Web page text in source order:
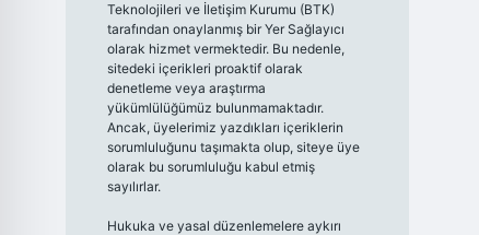
Teknolojileri ve İletişim Kurumu (BTK)
tarafından onaylanmış bir Yer Sağlayıcı
olarak hizmet vermektedir. Bu nedenle,
sitedeki içerikleri proaktif olarak
denetleme veya araştırma
yükümlülüğümüz bulunmamaktadır.
Ancak, üyelerimiz yazdıkları içeriklerin
sorumluluğunu taşımakta olup, siteye üye
olarak bu sorumluluğu kabul etmiş
sayılırlar.
Hukuka ve yasal düzenlemelere aykırı